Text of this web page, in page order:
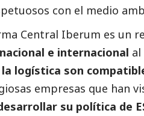
con el medio
Central Iberum es un
e internacional
logística son
empresas que han
su política de